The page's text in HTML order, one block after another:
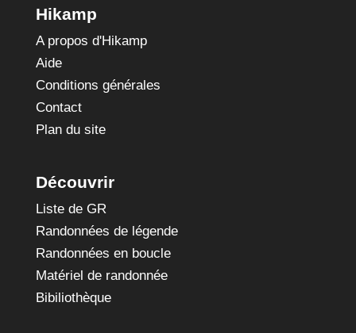
Hikamp
A propos d'Hikamp
Aide
Conditions générales
Contact
Plan du site
Découvrir
Liste de GR
Randonnées de légende
Randonnées en boucle
Matériel de randonnée
Bibiliothèque